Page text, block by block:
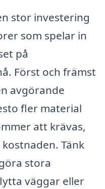
stor investering
som spelar in
på
Först och främst
avgörande
fler material
att krävas,
Tänk
stora
väggar eller